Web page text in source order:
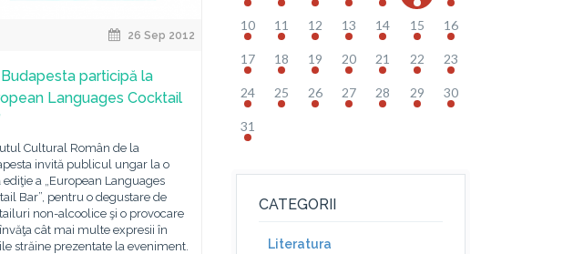
26 Sep 2012
Budapesta participă la
Languages Cocktail
Cultural Român de la
invită publicul ungar la o
ediţie a „European Languages
Bar”, pentru o degustare de
non-alcoolice şi o provocare
cât mai multe expresii în
străine prezentate la eveniment.
10 11 12 13 14 15 16
17 18 19 20 21 22 23
24 25 26 27 28 29 30
31
CATEGORII
Literatura